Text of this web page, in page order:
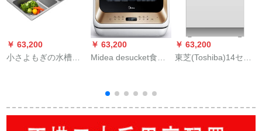
￥ 63,200
小さよもぎの水槽の
乾燥して除菌器の超
￥ 63,200
Midea desucket食器
料洗濯Midea範(2-6口
の家)シャポンゴルド
￥ 63,200
東芝(Toshiba)14セト
い機DWT 4-1421。